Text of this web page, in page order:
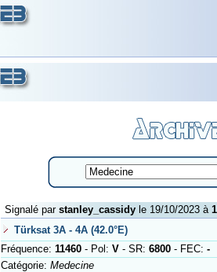
Signalé par stanley_cassidyle 19/10/2023 à
Türksat 3A - 4A (42.0°E)
Fréquence: 11460- Pol: V- SR: 6800- FEC: -
Catégorie: Medecine